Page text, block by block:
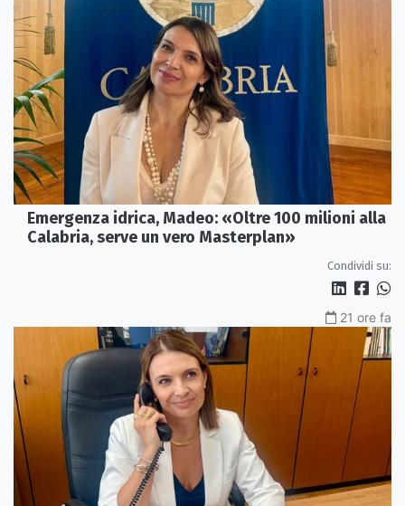
Emergenza idrica, Madeo: «Oltre 100 milioni alla
Calabria, serve un vero Masterplan»
Condividi su:
21 ore fa